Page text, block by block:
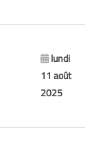
lundi
11 août
2025